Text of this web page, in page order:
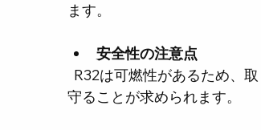
ます。
安全性の注意点
守ることが求められます。